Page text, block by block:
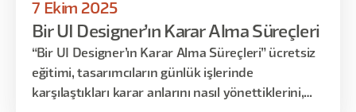
7 Ekim 2025
Bir UI Designer’ın Karar Alma Süreçleri
“Bir UI Designer’ın Karar Alma Süreçleri” ücretsiz
eğitimi, tasarımcıların günlük işlerinde
karşılaştıkları karar anlarını nasıl yönettiklerini,